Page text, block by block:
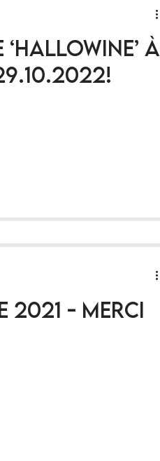
‘HalloWine’ à
- Merci